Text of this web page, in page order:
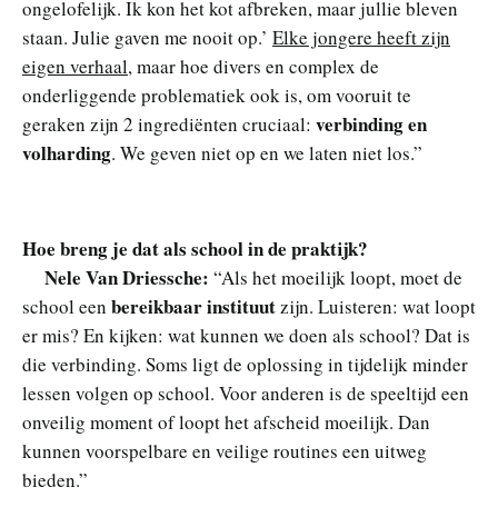
ongelofelijk. Ik kon het kot afbreken, maar jullie bleven
staan. Julie gaven me nooit op.’ Elke jongere heeft zijn
eigen verhaal, maar hoe divers en complex de
onderliggende problematiek ook is, om vooruit te
geraken zijn 2 ingrediënten cruciaal: verbinding en
volharding. We geven niet op en we laten niet los.”
Hoe breng je dat als school in de praktijk?
Nele Van Driessche: “Als het moeilijk loopt, moet de
school een bereikbaar instituut zijn. Luisteren: wat loopt
er mis? En kijken: wat kunnen we doen als school? Dat is
die verbinding. Soms ligt de oplossing in tijdelijk minder
lessen volgen op school. Voor anderen is de speeltijd een
onveilig moment of loopt het afscheid moeilijk. Dan
kunnen voorspelbare en veilige routines een uitweg
bieden.”